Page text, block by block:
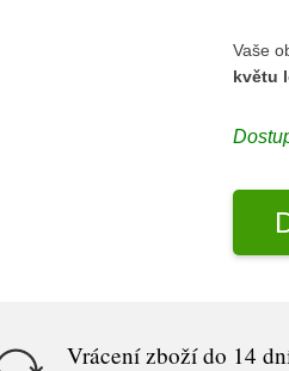
Vaše
květu
Vrácení zboží do 14